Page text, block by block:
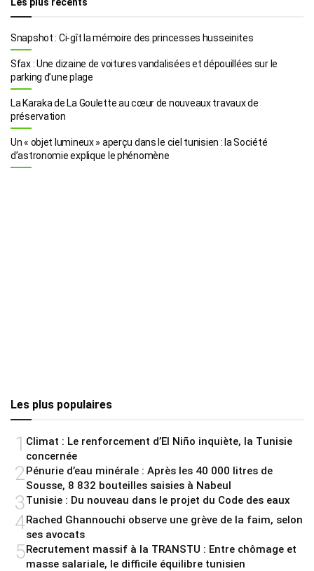
Snapshot : Ci-gît la mémoire des princesses husseinites
Sfax : Une dizaine de voitures vandalisées et dépouillées sur le
parking d’une plage
La Karaka de La Goulette au cœur de nouveaux travaux de
préservation
Un « objet lumineux » aperçu dans le ciel tunisien : la Société
d’astronomie explique le phénomène
Les plus populaires
1 Climat : Le renforcement d’El Niño inquiète, la Tunisie
concernée
2Pénurie d’eau minérale : Après les 40 000 litres de
Sousse, 8 832 bouteilles saisies à Nabeul
3Tunisie : Du nouveau dans le projet du Code des eaux
4Rached Ghannouchi observe une grève de la faim, selon
ses avocats
5Recrutement massif à la TRANSTU : Entre chômage et
masse salariale, le difficile équilibre tunisien